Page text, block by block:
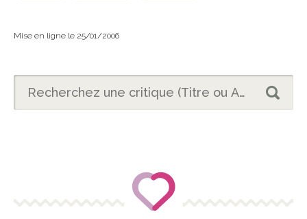
Mise en ligne le 25/01/2006